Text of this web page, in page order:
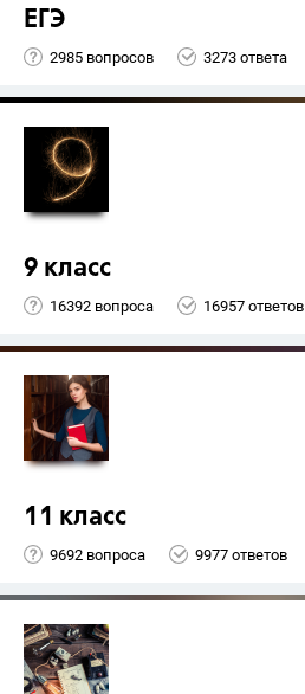
ЕГЭ
2985 вопросов 3273 ответа
9 класс
16392 вопроса 16957 ответов
11 класс
9692 вопроса 9977 ответов